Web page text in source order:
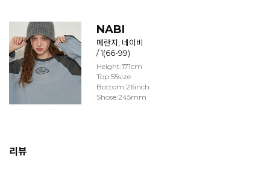
NABI
메란지, 네이비
/ 1(66-99)
Height:171cm
Top:55size
Bottom:26inch
Shose:245mm
리뷰